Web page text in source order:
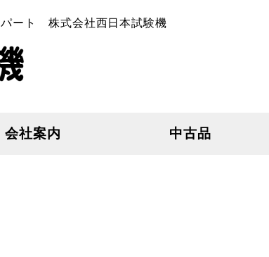
ート 株式会社西日本試験機
会社案内 中古品